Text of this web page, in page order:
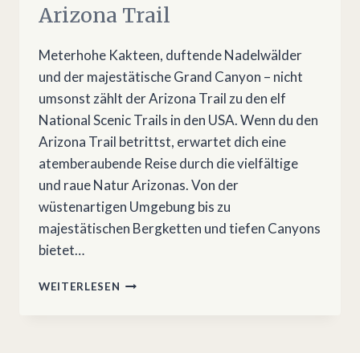
Arizona Trail
Meterhohe Kakteen, duftende Nadelwälder
und der majestätische Grand Canyon – nicht
umsonst zählt der Arizona Trail zu den elf
National Scenic Trails in den USA. Wenn du den
Arizona Trail betrittst, erwartet dich eine
atemberaubende Reise durch die vielfältige
und raue Natur Arizonas. Von der
wüstenartigen Umgebung bis zu
majestätischen Bergketten und tiefen Canyons
bietet…
WEITERLESEN HOW